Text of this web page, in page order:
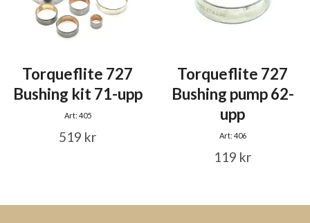
Torqueflite 727
Bushing kit 71-upp
Art: 405
519 kr
Torqueflite 727
Bushing pump 62-
upp
Art: 406
119 kr